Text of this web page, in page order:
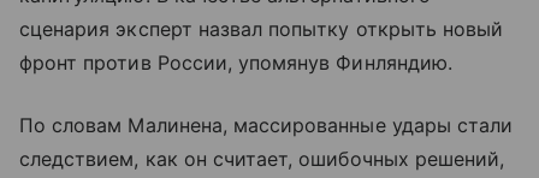
сценария эксперт назвал попытку открыть новый
фронт против России, упомянув Финляндию.
По словам Малинена, массированные удары стали
следствием, как он считает, ошибочных решений,